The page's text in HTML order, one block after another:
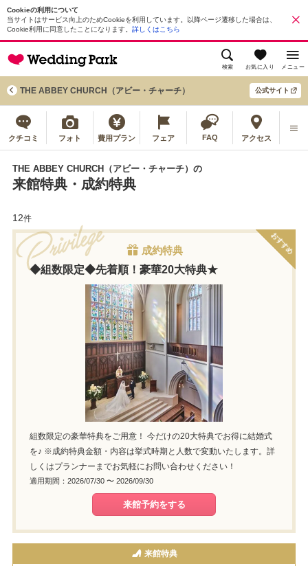
Cookieの利用について
当サイトはサービス向上のためCookieを利用しています。以降ページ遷移した場合は、
Cookie利用に同意したことになります。 詳しくはこちら
検索 お気に入り メニュー
THE ABBEY CHURCH（アビー・チャーチ） 公式サイト
クチコミ フォト 費用プラン フェア FAQ アクセス
THE ABBEY CHURCH（アビー・チャーチ）の
来館特典・成約特典
12件
おすすめ
成約特典
◆組数限定◆先着順！豪華20大特典★
組数限定の豪華特典をご用意！ 今だけの20大特典でお得に結婚式
を♪ ※成約特典金額・内容は挙式時期と人数で変動いたします。詳
しくはプランナーまでお気軽にお問い合わせください！
適用期間：2026/07/30 〜 2026/09/30
来館予約をする
来館特典